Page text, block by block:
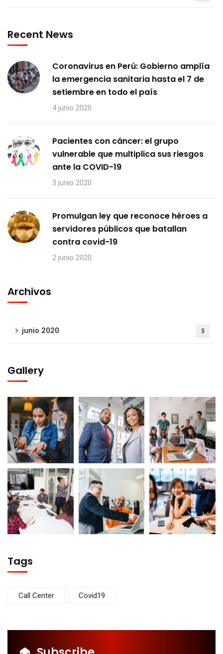
Recent News
Coronavirus en Perú: Gobierno amplía
la emergencia sanitaria hasta el 7 de
setiembre en todo el país
4 junio 2020
Pacientes con cáncer: el grupo
vulnerable que multiplica sus riesgos
ante la COVID-19
3 junio 2020
Promulgan ley que reconoce héroes a
servidores públicos que batallan
contra covid-19
2 junio 2020
Archivos
junio 2020 3
Gallery
Tags
Call Center Covid19